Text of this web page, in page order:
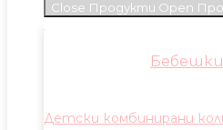
Close Продукти Open
Детски комбинирани